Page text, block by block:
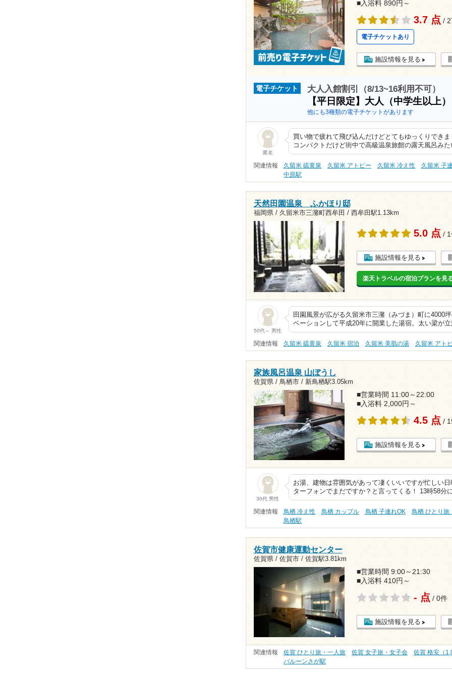
■入浴料 890円～
3.7 点 /
電子チケットあり
施設情報を見る
電子チケット 大人入館割引（8/13~16利用不可）
【平日限定】大人（中学生以上
他にも3種類の電子チケットがあります
匿名
買い物で疲れて飛び込んだけどとてもゆっくりでき
コンパクトだけど街中で高級温泉旅館の露天風呂み
関連情報 久留米 硫黄泉 久留米 アトピー 久留米 冷え性
久留米 子
中原駅
天然田園温泉 ふかほり邸
福岡県 / 久留米市三潴町西牟田 / 西牟田駅1.13km
5.0 点 /
施設情報を見る
楽天トラベルの宿泊プランを見
50代～ 男性
田園風景が広がる久留米市三潴（みづま）町に4000
ベーションして平成20年に開業した湯宿。太い梁が
関連情報 久留米 硫黄泉 久留米 宿泊 久留米 美肌の湯 久留米 アト
家族風呂温泉 山ぼうし
佐賀県 / 鳥栖市 / 新鳥栖駅3.05km
■営業時間 11:00～22:00
■入浴料 2,000円～
4.5 点 /
施設情報を見る
30代 男性
お湯、建物は雰囲気があって凄くいいですが忙しい
ターフォンでまだですか？と言ってくる！ 13時58分
関連情報 鳥栖 冷え性 鳥栖 カップル 鳥栖 子連れOK
鳥栖 ひとり旅
鳥栖駅
佐賀市健康運動センター
佐賀県 / 佐賀市 / 佐賀駅3.81km
■営業時間 9:00～21:30
■入浴料 410円～
- 点 / 0件
施設情報を見る
関連情報 佐賀 ひとり旅・一人旅 佐賀 女子旅・女子会
佐賀 格安（
バルーンさが駅